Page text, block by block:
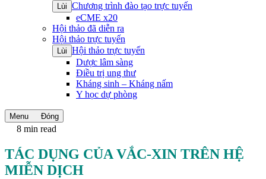
Lùi Chương trình đào tạo trực tuyến
eCME x20
Hội thảo đã diễn ra
Hội thảo trực tuyến
Lùi Hội thảo trực tuyến
Dược lâm sàng
Điều trị ung thư
Kháng sinh – Kháng nấm
Y học dự phòng
Menu Đóng
8 min read
TÁC DỤNG CỦA VẮC-XIN TRÊN HỆ
MIỄN DỊCH